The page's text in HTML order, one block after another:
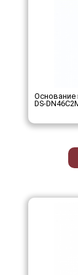
Основание
DS-